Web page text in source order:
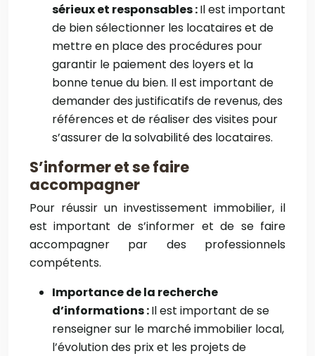
sérieux et responsables :Il est important
de bien sélectionner les locataires et de
mettre en place des procédures pour
garantir le paiement des loyers et la
bonne tenue du bien. Il est important de
demander des justificatifs de revenus, des
références et de réaliser des visites pour
s’assurer de la solvabilité des locataires.
S’informer et se faire
accompagner
Pour réussir un investissement immobilier, il
est important de s’informer et de se faire
accompagner par des professionnels
compétents.
Importance de la recherche
d’informations :Il est important de se
renseigner sur le marché immobilier local,
l’évolution des prix et les projets de